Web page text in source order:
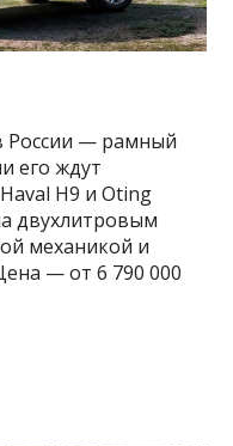
России — рамный
его ждут
H9 и Oting
двухлитровым
механикой и
— от 6 790 000